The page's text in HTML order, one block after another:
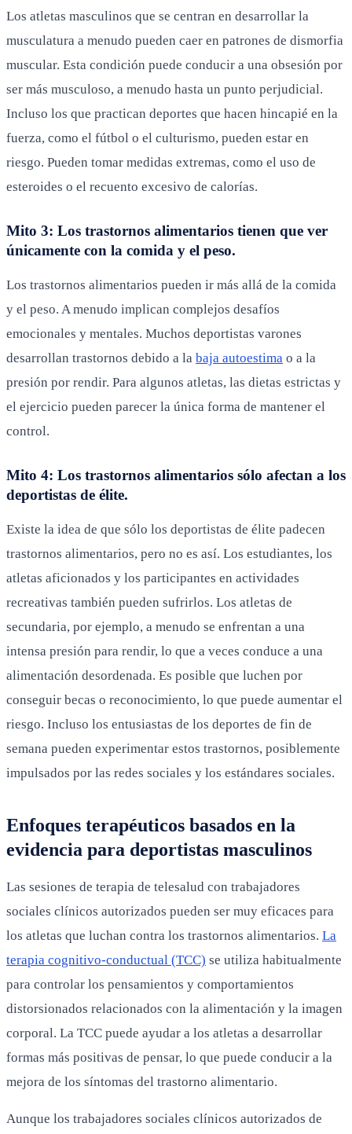
Los atletas masculinos que se centran en desarrollar la
musculatura a menudo pueden caer en patrones de dismorfia
muscular. Esta condición puede conducir a una obsesión por
ser más musculoso, a menudo hasta un punto perjudicial.
Incluso los que practican deportes que hacen hincapié en la
fuerza, como el fútbol o el culturismo, pueden estar en
riesgo. Pueden tomar medidas extremas, como el uso de
esteroides o el recuento excesivo de calorías.
Mito 3: Los trastornos alimentarios tienen que ver
únicamente con la comida y el peso.
Los trastornos alimentarios pueden ir más allá de la comida
y el peso. A menudo implican complejos desafíos
emocionales y mentales. Muchos deportistas varones
desarrollan trastornos debido a la baja autoestima o a la
presión por rendir. Para algunos atletas, las dietas estrictas y
el ejercicio pueden parecer la única forma de mantener el
control.
Mito 4: Los trastornos alimentarios sólo afectan a los
deportistas de élite.
Existe la idea de que sólo los deportistas de élite padecen
trastornos alimentarios, pero no es así. Los estudiantes, los
atletas aficionados y los participantes en actividades
recreativas también pueden sufrirlos. Los atletas de
secundaria, por ejemplo, a menudo se enfrentan a una
intensa presión para rendir, lo que a veces conduce a una
alimentación desordenada. Es posible que luchen por
conseguir becas o reconocimiento, lo que puede aumentar el
riesgo. Incluso los entusiastas de los deportes de fin de
semana pueden experimentar estos trastornos, posiblemente
impulsados por las redes sociales y los estándares sociales.
Enfoques terapéuticos basados en la
evidencia para deportistas masculinos
Las sesiones de terapia de telesalud con trabajadores
sociales clínicos autorizados pueden ser muy eficaces para
los atletas que luchan contra los trastornos alimentarios. La
terapia cognitivo-conductual (TCC) se utiliza habitualmente
para controlar los pensamientos y comportamientos
distorsionados relacionados con la alimentación y la imagen
corporal. La TCC puede ayudar a los atletas a desarrollar
formas más positivas de pensar, lo que puede conducir a la
mejora de los síntomas del trastorno alimentario.
Aunque los trabajadores sociales clínicos autorizados de